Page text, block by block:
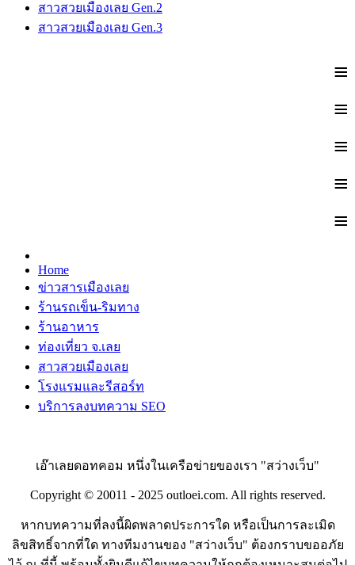
สาวสวยเมืองเลย Gen.2
สาวสวยเมืองเลย Gen.3
≡
≡
≡
≡
≡
Home
ข่าวสารเมืองเลย
ร้านรถเข็น-ริมทาง
ร้านอาหาร
ท่องเที่ยว จ.เลย
สาวสวยเมืองเลย
โรงแรมและรีสอร์ท
บริการลงบทความ SEO
เอ๊าเลยดอทคอม หนึ่งในเครือข่ายของเรา "สว่างเว็บ"
Copyright © 20011 - 2025 outloei.com. All rights reserved.
หากบทความที่ลงนี้ผิดพลาดประการใด หรือเป็นการละเมิด
ลิขสิทธิ์จากที่ใด ทางทีมงานของ "สว่างเว็บ" ต้องกราบขออภัย